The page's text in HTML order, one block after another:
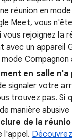
réunion en
Meet, vous
rejoignez la
avec un appareil
en salle n'a
signaler votre
trouvez pas. Si
manière abusive
de la
l'appel.